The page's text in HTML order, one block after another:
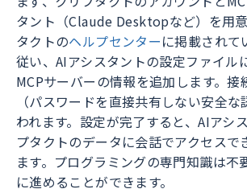
タント（Claude Desktopなど）を用
タクトのヘルプセンターに掲載されて
従い、AIアシスタントの設定ファイル
MCPサーバーの情報を追加します。
（パスワードを直接共有しない安全
われます。設定が完了すると、AIアシ
プタクトのデータに会話でアクセスで
ます。プログラミングの専門知識は不
に進めることができます。